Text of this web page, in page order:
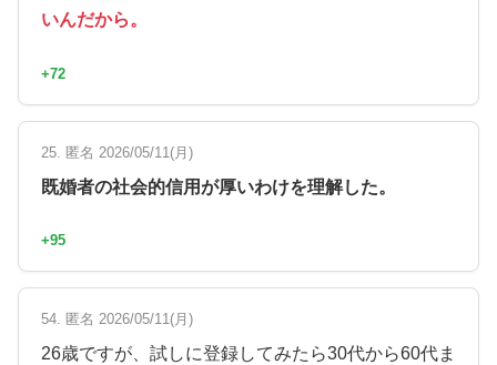
いんだから。
+72
25. 匿名 2026/05/11(月)
既婚者の社会的信用が厚いわけを理解した。
+95
54. 匿名 2026/05/11(月)
26歳ですが、試しに登録してみたら30代から60代ま